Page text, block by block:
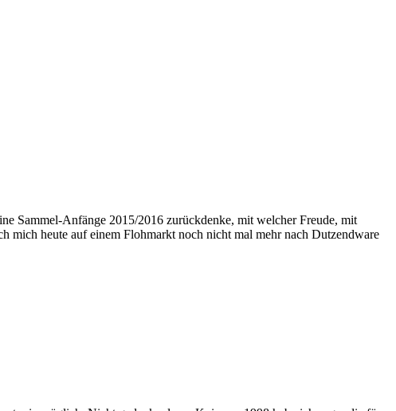
Sammel-Anfänge 2015/2016 zurückdenke, mit welcher Freude, mit
mich heute auf einem Flohmarkt noch nicht mal mehr nach Dutzendware